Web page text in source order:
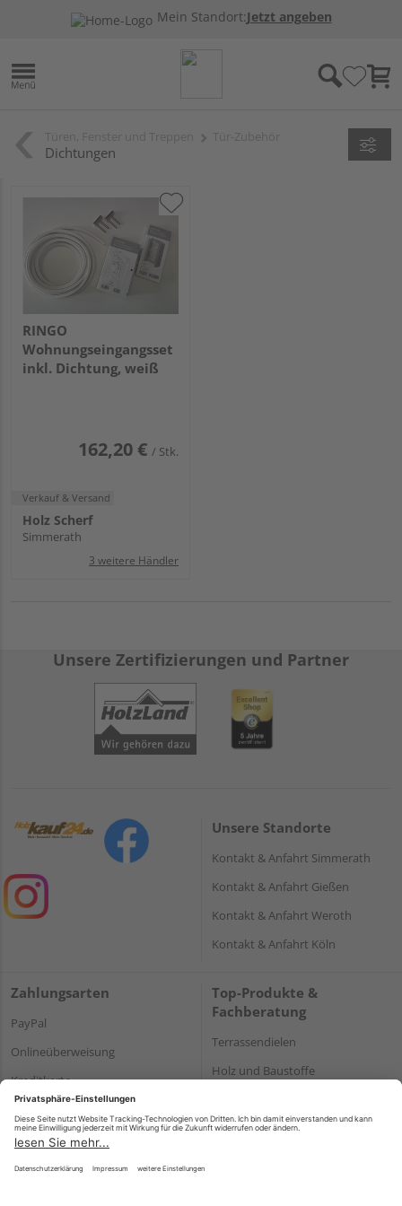
Mein Standort:Jetzt angeben
Dichtungen
RINGO
Wohnungseingangsset
inkl. Dichtung, weiß
162,20 € / Stk.
Verkauf & Versand
Holz Scherf
Simmerath
3 weitere Händler
Unsere Zertifizierungen und Partner
Unsere Standorte
Kontakt & Anfahrt Simmerath
Kontakt & Anfahrt Gießen
Kontakt & Anfahrt Weroth
Kontakt & Anfahrt Köln
Zahlungsarten
PayPal
Onlineüberweisung
Kreditkarte
*Bonität vorausgesetzt
Top-Produkte &
Fachberatung
Terrassendielen
Holz und Baustoffe